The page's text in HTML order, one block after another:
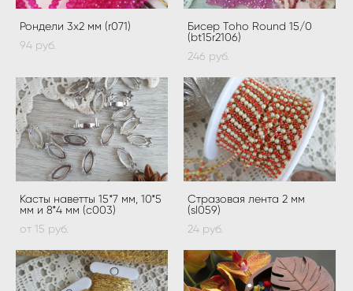
Рондели 3х2 мм (r071)
94 pуб.
Бисер Toho Round 15/0
(bt15r2106)
246 pуб.
Касты наветты 15*7 мм, 10*5
мм и 8*4 мм (c003)
от 15 pуб.
Стразовая лента 2 мм
(sl059)
24 pуб.